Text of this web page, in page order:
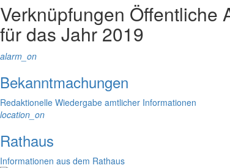
Verknüpfungen Öffentliche
für das Jahr 2019
alarm_on
Bekanntmachungen
Redaktionelle Wiedergabe amtlicher Informationen
location_on
Rathaus
Informationen aus dem Rathaus